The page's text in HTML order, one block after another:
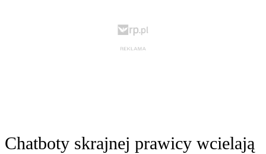
Chatboty skrajnej prawicy wcielają